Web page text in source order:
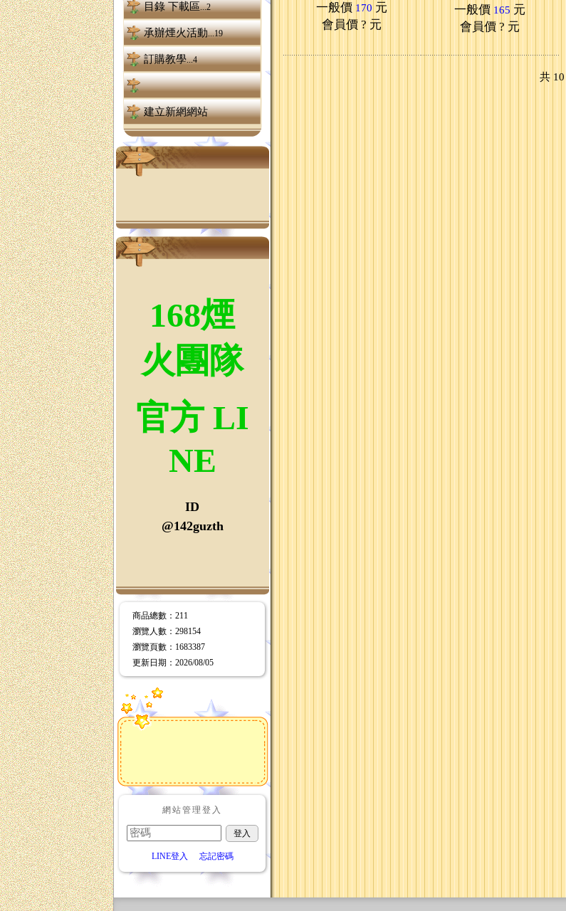
目錄 下載區...2
承辦煙火活動...19
訂購教學...4
建立新網網站
168煙
火團隊
官方 LI
NE
ID
@142guzth
商品總數 ：211
瀏覽人數 ： 298154
瀏覽頁數 ： 1683387
更新日期 ：2026/08/05
網站管理登入
LINE登入 忘記密碼
一般價 170 元
會員價 ? 元
一般價 165 元
會員價 ? 元
共10